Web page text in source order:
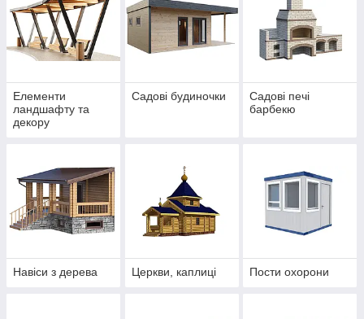
Елементи
ландшафту та
декору
Садові будиночки
Садові печі
барбекю
Навіси з дерева Церкви, каплиці Пости охорони